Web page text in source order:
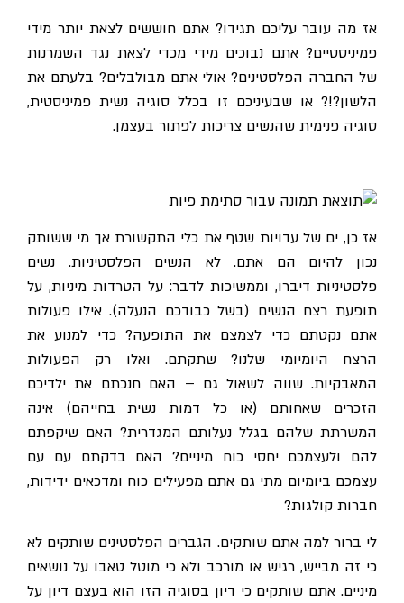
אז מה עובר עליכם תגידו? אתם חוששים לצאת יותר מידי
פמיניסטיים? אתם נבוכים מידי מכדי לצאת נגד השמרנות
של החברה הפלסטינים? אולי אתם מבולבלים? בלעתם את
הלשון?!? או שבעיניכם זו בכלל סוגיה נשית פמיניסטית,
סוגיה פנימית שהנשים צריכות לפתור בעצמן.
אז כן, ים של עדויות שטף את כלי התקשורת אך מי ששותק
נכון להיום הם אתם. לא הנשים הפלסטיניות. נשים
פלסטיניות דיברו, וממשיכות לדבר: על הטרדות מיניות, על
תופעת רצח הנשים (בשל כבודכם הנעלה). אילו פעולות
אתם נקטתם כדי לצמצם את התופעה? כדי למנוע את
הרצח היומיומי שלנו? שתקתם. ואלו רק הפעולות
המאבקיות. שווה לשאול גם – האם חנכתם את ילדיכם
הזכרים שאחותם (או כל דמות נשית בחייהם) אינה
המשרתת שלהם בגלל נעלותם המגדרית? האם שיקפתם
להם ולעצמכם יחסי כוח מיניים? האם בדקתם עם עם
עצמכם ביומיום מתי גם אתם מפעילים כוח ומדכאים ידידות,
חברות קולגות?
לי ברור למה אתם שותקים. הגברים הפלסטינים שותקים לא
כי זה מבייש, רגיש או מורכב ולא כי מוטל טאבו על נושאים
מיניים. אתם שותקים כי דיון בסוגיה הזו הוא בעצם דיון על